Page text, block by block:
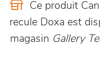
Ce produit
recule Doxa est
magasin Gallery